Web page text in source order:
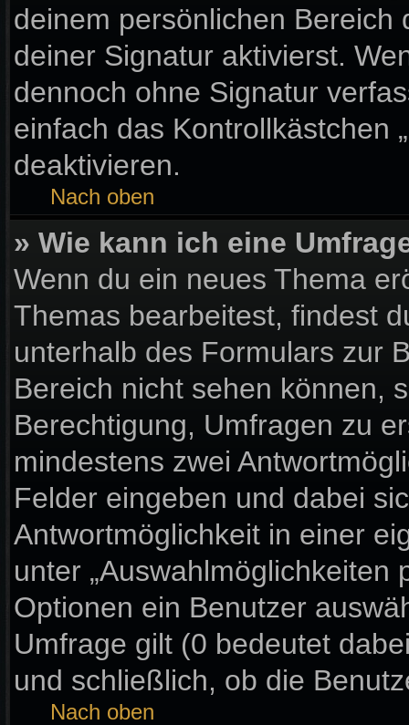
deinem persönlichen
deiner Signatur aktivierst.
dennoch ohne Signatur
einfach das Kontrollkästchen
deaktivieren.
Nach oben
» Wie kann ich eine
Wenn du ein neues Thema
Themas bearbeitest, findest
unterhalb des Formulars zur
Bereich nicht sehen können,
Berechtigung, Umfragen zu
mindestens zwei
Felder eingeben und dabei
Antwortmöglichkeit in einer
unter „Auswahlmöglichkeiten
Optionen ein Benutzer
Umfrage gilt (0 bedeutet
und schließlich, ob die
Nach oben